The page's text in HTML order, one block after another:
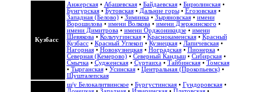
Кузбасс
Анжерская• Абашевская• Байдаевская• Бирюлинская•
Бунгурская• Бутовская• Дальние горы• Егозовская•
Западная (Белово)• Зиминка• Зыряновская• имени
Ворошилова• имени Волкова• имени Дзержинского •
имени Димитрова• имени Орджоникидзе• имени
Шевякова• Кольчугинская• Краснокаменская• Красный
Кузбасс• Красный Углекоп• Кузнецкая• Лапичевская•
Нагорная• Новокузнецкая• Ноградская• Пионерка•
Северная (Кемерово)• Северный Кандыш• Сибирская•
Смычка• Судженская• Суртаиха• Тайбинская• Томская
• Тырганская• Усинская• Центральная (Прокопьевск)•
Шушталепская
ш/у Белокалитвинское• Бургустинская• Гундоровская•